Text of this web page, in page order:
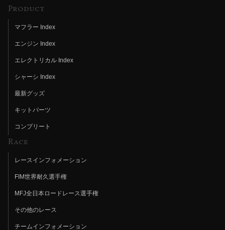
Product
マフラー Index
エンジン Index
エレクトリカル Index
シャーシ Index
最新グッズ
キットパーツ
コンプリート
Race
レースインフォメーション
FIM世界耐久選手権
MFJ全日本ロードレース選手権
その他のレース
チームインフォメーション